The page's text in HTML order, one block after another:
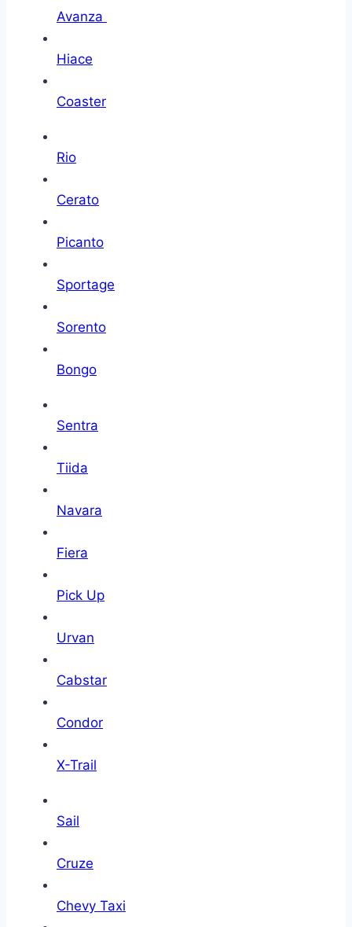
Avanza
Hiace
Coaster
Rio
Cerato
Picanto
Sportage
Sorento
Bongo
Sentra
Tiida
Navara
Fiera
Pick Up
Urvan
Cabstar
Condor
X-Trail
Sail
Cruze
Chevy Taxi